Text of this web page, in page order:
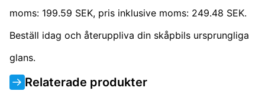
moms: 199.59 SEK, pris inklusive moms: 249.48 SEK.
Beställ idag och återuppliva din skåpbils ursprungliga
glans.
Relaterade produkter